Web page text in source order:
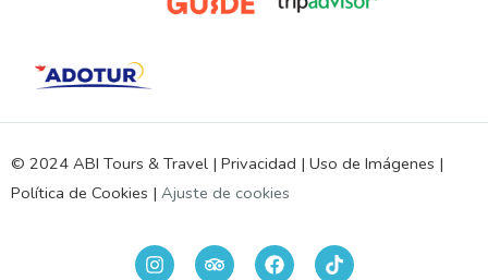
© 2024 ABI Tours & Travel | Privacidad | Uso de Imágenes |
Política de Cookies | Ajuste de cookies
I
n
T
r
F
a